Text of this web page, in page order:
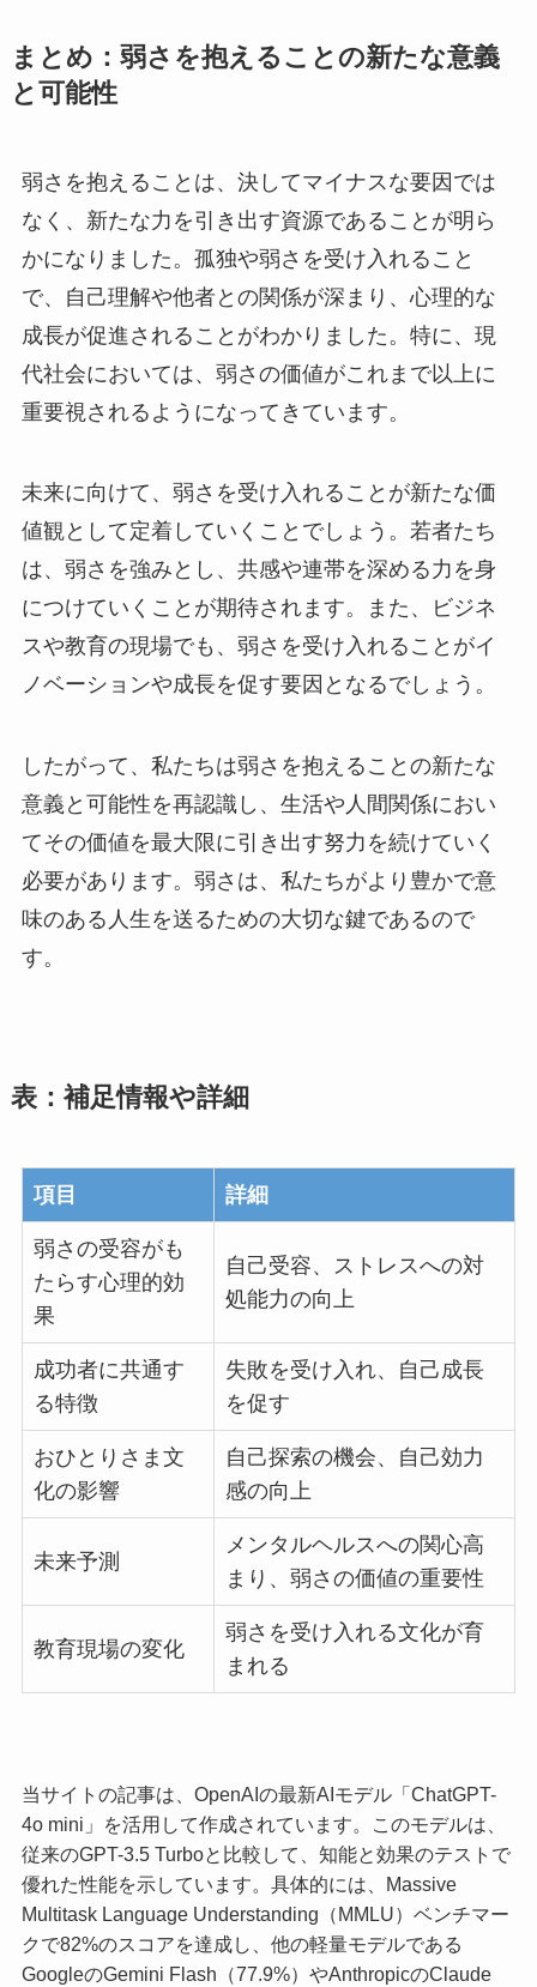
まとめ：弱さを抱えることの新たな意義
と可能性
弱さを抱えることは、決してマイナスな要因では
なく、新たな力を引き出す資源であることが明ら
かになりました。孤独や弱さを受け入れること
で、自己理解や他者との関係が深まり、心理的な
成長が促進されることがわかりました。特に、現
代社会においては、弱さの価値がこれまで以上に
重要視されるようになってきています。
未来に向けて、弱さを受け入れることが新たな価
値観として定着していくことでしょう。若者たち
は、弱さを強みとし、共感や連帯を深める力を身
につけていくことが期待されます。また、ビジネ
スや教育の現場でも、弱さを受け入れることがイ
ノベーションや成長を促す要因となるでしょう。
したがって、私たちは弱さを抱えることの新たな
意義と可能性を再認識し、生活や人間関係におい
てその価値を最大限に引き出す努力を続けていく
必要があります。弱さは、私たちがより豊かで意
味のある人生を送るための大切な鍵であるので
す。
表：補足情報や詳細
項目 詳細
弱さの受容がも
たらす心理的効
果
自己受容、ストレスへの対
処能力の向上
成功者に共通す
る特徴
失敗を受け入れ、自己成長
を促す
おひとりさま文
化の影響
自己探索の機会、自己効力
感の向上
未来予測
メンタルヘルスへの関心高
まり、弱さの価値の重要性
教育現場の変化
弱さを受け入れる文化が育
まれる
当サイトの記事は、OpenAIの最新AIモデル「ChatGPT-
4o mini」を活用して作成されています。このモデルは、
従来のGPT-3.5 Turboと比較して、知能と効果のテストで
優れた性能を示しています。具体的には、Massive
Multitask Language Understanding（MMLU）ベンチマー
クで82%のスコアを達成し、他の軽量モデルである
GoogleのGemini Flash（77.9%）やAnthropicのClaude